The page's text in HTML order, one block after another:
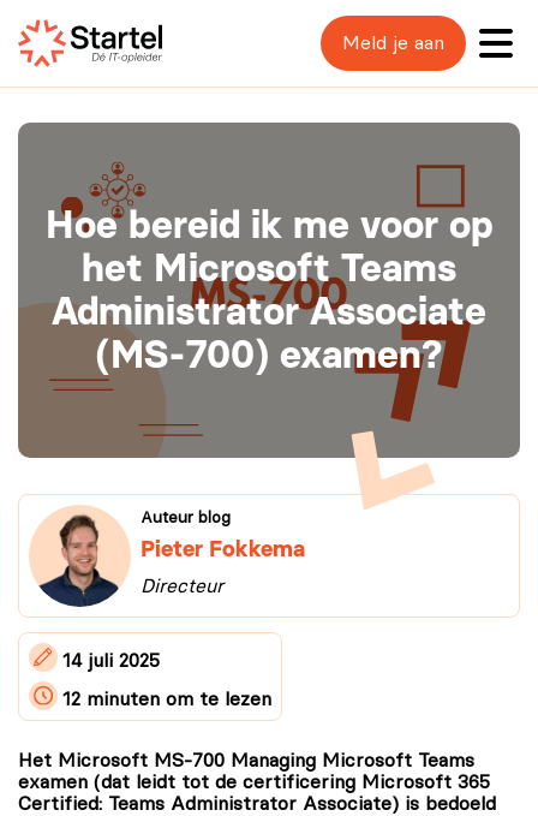
Meld je aan
Hoe bereid ik me voor op
het Microsoft Teams
Administrator Associate
(MS-700) examen?
Auteur blog
Pieter Fokkema
Directeur
14 juli 2025
12 minuten om te lezen
Het Microsoft MS-700 Managing Microsoft Teams
examen (dat leidt tot de certificering Microsoft 365
Certified: Teams Administrator Associate) is bedoeld